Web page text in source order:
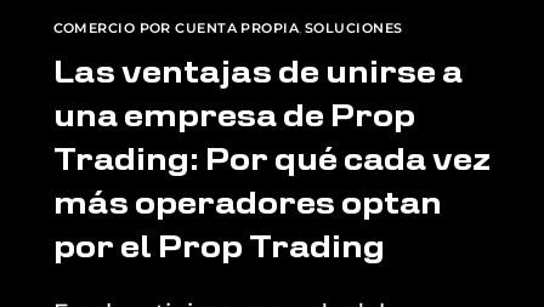
COMERCIO POR CUENTA PROPIA,SOLUCIONES
Las ventajas de unirse a
una empresa de Prop
Trading: Por qué cada vez
más operadores optan
por el Prop Trading